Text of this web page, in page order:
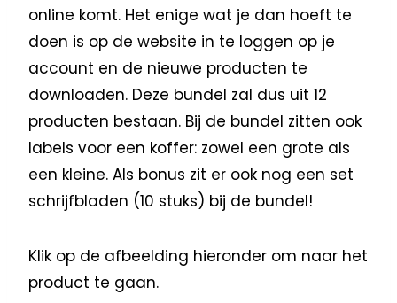
online komt. Het enige wat je dan hoeft te
doen is op de website in te loggen op je
account en de nieuwe producten te
downloaden. Deze bundel zal dus uit 12
producten bestaan. Bij de bundel zitten ook
labels voor een koffer: zowel een grote als
een kleine. Als bonus zit er ook nog een set
schrijfbladen (10 stuks) bij de bundel!
Klik op de afbeelding hieronder om naar het
product te gaan.